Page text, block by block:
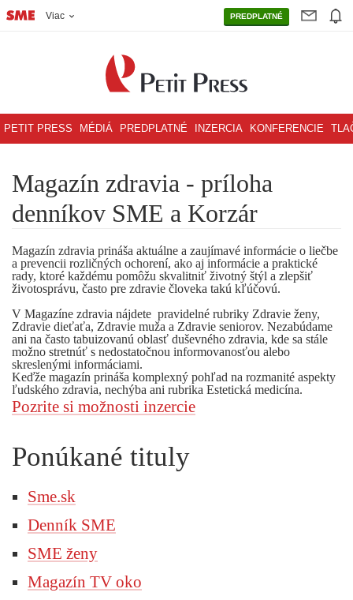
Viac PREDPLATNÉ
PETIT PRESS MÉDIÁ PREDPLATNÉ INZERCIA KONFERENCIE
Magazín zdravia - príloha
denníkov SME a Korzár
Magazín zdravia prináša aktuálne a zaujímavé informácie o liečbe
a prevencii rozličných ochorení, ako aj informácie a praktické
rady, ktoré každému pomôžu skvalitniť životný štýl a zlepšiť
životosprávu, často pre zdravie človeka takú kľúčovú.
V Magazíne zdravia nájdete pravidelné rubriky Zdravie ženy,
Zdravie dieťaťa, Zdravie muža a Zdravie seniorov. Nezabúdame
ani na často tabuizovanú oblasť duševného zdravia, kde sa stále
možno stretnúť s nedostatočnou informovanosťou alebo
skreslenými informáciami.
Keďže magazín prináša komplexný pohľad na rozmanité aspekty
ľudského zdravia, nechýba ani rubrika Estetická medicína.
Pozrite si možnosti inzercie
Ponúkané tituly
Sme.sk
Denník SME
SME ženy
Magazín TV oko